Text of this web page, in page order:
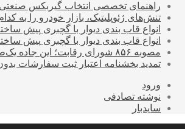
راهنمای تخصصی انتخاب گیربکس صنعتی
تنش‌های ژئوپلیتیک، بازار خودرو را به
انواع قاب بندی دیوار با گچبری پیش
انواع قاب بندی دیوار با گچبری پیش
مصوبه ۸۵۶ شورای رقابت؛ این جاده یک‌طرفه است
تمدید بخشنامه اعتبار ثبت سفارشات بدون انتقال
ورود
نوشته تصادفی
سایدبار